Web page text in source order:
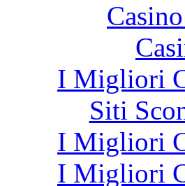
I Migliori
Siti
I Migliori
I Migliori